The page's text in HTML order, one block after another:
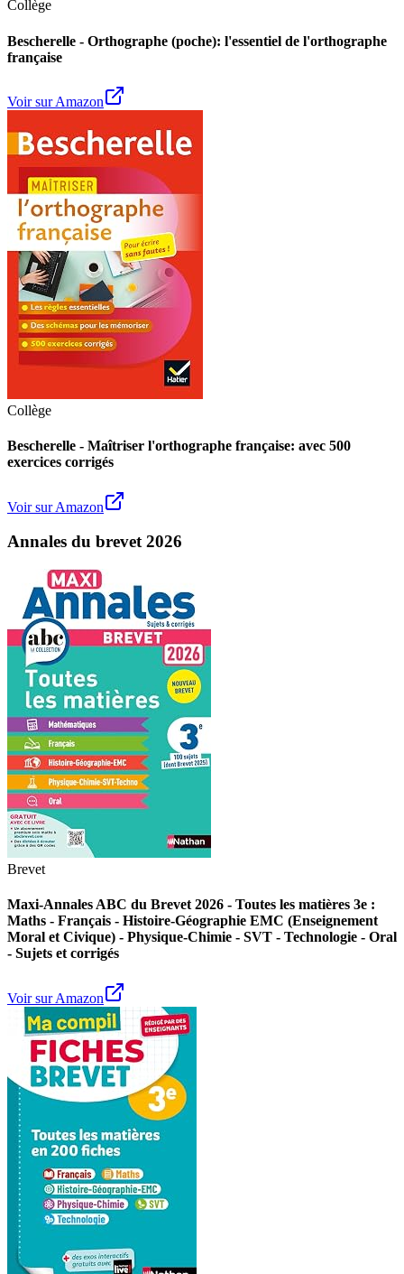
Collège
Bescherelle - Orthographe (poche): l'essentiel de l'orthographe
française
Voir sur Amazon
Collège
Bescherelle - Maîtriser l'orthographe française: avec 500
exercices corrigés
Voir sur Amazon
Annales du brevet 2026
Brevet
Maxi-Annales ABC du Brevet 2026 - Toutes les matières 3e :
Maths - Français - Histoire-Géographie EMC (Enseignement
Moral et Civique) - Physique-Chimie - SVT - Technologie - Oral
- Sujets et corrigés
Voir sur Amazon